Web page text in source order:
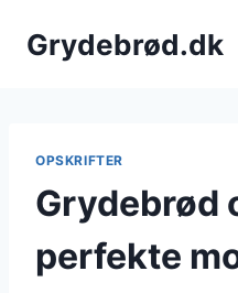
Grydebrød.dk
OPSKRIFTER
Grydebrød
perfekte